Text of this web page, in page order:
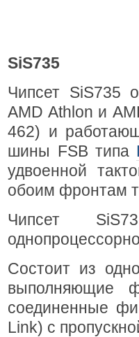
SiS735
Чипсет SiS735
AMD Athlon и
462) и
шины FSB типа
удвоенной
обоим фронтам
Чипсет
Состоит из
выполняющие
соединенные
Link) c